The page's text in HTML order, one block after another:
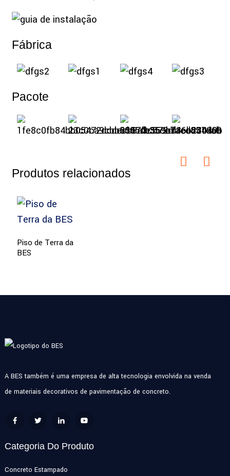
Fábrica
Pacote
Produtos relacionados
Piso de Terra da
BES
A BES também é uma empresa de alta tecnologia envolvida na venda
de materiais decorativos de pavimentação de concreto.
Categoria Do Produto
Concreto Estampado